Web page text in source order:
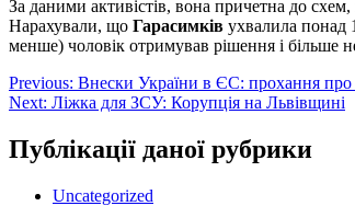
За даними активістів, вона причетна до
Нарахували, що Гарасимків ухвалила понад
менше) чоловік отримував рішення і більше
Навігація
записів
Previous: Внески України в ЄС: прохання про
Next: Ліжка для ЗСУ: Корупція на Львівщині
Публікації даної рубрики
Uncategorized